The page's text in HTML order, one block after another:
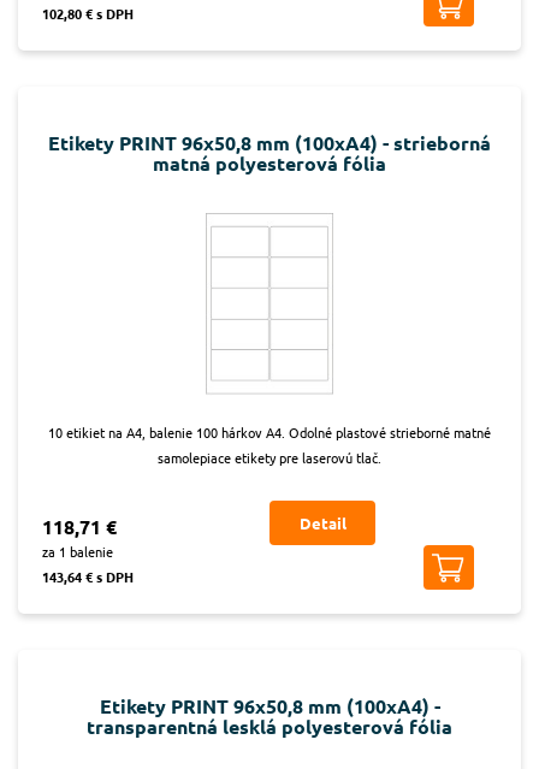
102,80 € s DPH
Etikety PRINT 96x50,8 mm (100xA4) - strieborná
matná polyesterová fólia
10 etikiet na A4, balenie 100 hárkov A4. Odolné plastové strieborné matné
samolepiace etikety pre laserovú tlač.
118,71 €
za 1 balenie
143,64 € s DPH
Detail
Etikety PRINT 96x50,8 mm (100xA4) -
transparentná lesklá polyesterová fólia